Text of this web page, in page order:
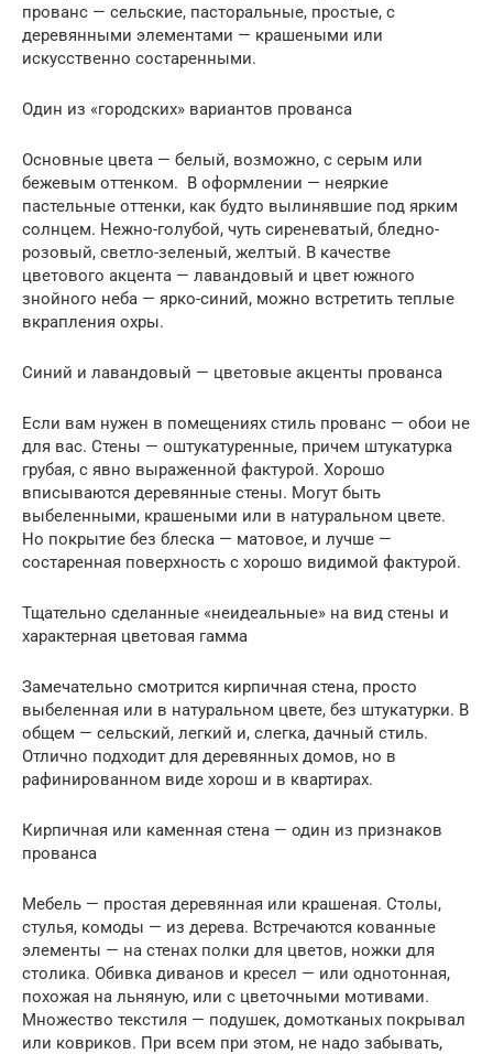
прованс — сельские, пасторальные, простые, с
деревянными элементами — крашеными или
искусственно состаренными.
Один из «городских» вариантов прованса
Основные цвета — белый, возможно, с серым или
бежевым оттенком. В оформлении — неяркие
пастельные оттенки, как будто вылинявшие под ярким
солнцем. Нежно-голубой, чуть сиреневатый, бледно-
розовый, светло-зеленый, желтый. В качестве
цветового акцента — лавандовый и цвет южного
знойного неба — ярко-синий, можно встретить теплые
вкрапления охры.
Синий и лавандовый — цветовые акценты прованса
Если вам нужен в помещениях стиль прованс — обои не
для вас. Стены — оштукатуренные, причем штукатурка
грубая, с явно выраженной фактурой. Хорошо
вписываются деревянные стены. Могут быть
выбеленными, крашеными или в натуральном цвете.
Но покрытие без блеска — матовое, и лучше —
состаренная поверхность с хорошо видимой фактурой.
Тщательно сделанные «неидеальные» на вид стены и
характерная цветовая гамма
Замечательно смотрится кирпичная стена, просто
выбеленная или в натуральном цвете, без штукатурки. В
общем — сельский, легкий и, слегка, дачный стиль.
Отлично подходит для деревянных домов, но в
рафинированном виде хорош и в квартирах.
Кирпичная или каменная стена — один из признаков
прованса
Мебель — простая деревянная или крашеная. Столы,
стулья, комоды — из дерева. Встречаются кованные
элементы — на стенах полки для цветов, ножки для
столика. Обивка диванов и кресел — или однотонная,
похожая на льняную, или с цветочными мотивами.
Множество текстиля — подушек, домотканых покрывал
или ковриков. При всем при этом, не надо забывать,